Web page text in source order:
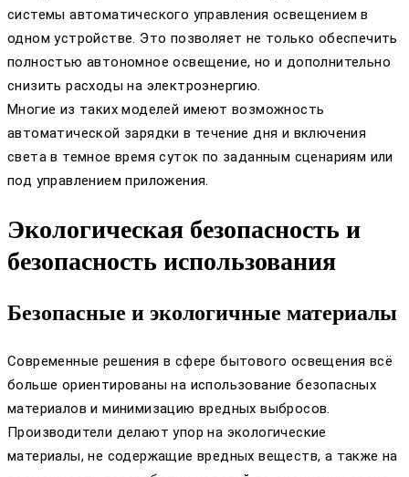
системы автоматического управления освещением в
одном устройстве. Это позволяет не только обеспечить
полностью автономное освещение, но и дополнительно
снизить расходы на электроэнергию.
Многие из таких моделей имеют возможность
автоматической зарядки в течение дня и включения
света в темное время суток по заданным сценариям или
под управлением приложения.
Экологическая безопасность и
безопасность использования
Безопасные и экологичные материалы
Современные решения в сфере бытового освещения всё
больше ориентированы на использование безопасных
материалов и минимизацию вредных выбросов.
Производители делают упор на экологические
материалы, не содержащие вредных веществ, а также на